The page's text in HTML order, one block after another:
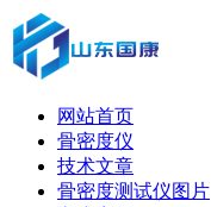
网站首页
骨密度仪
技术文章
骨密度测试仪图片